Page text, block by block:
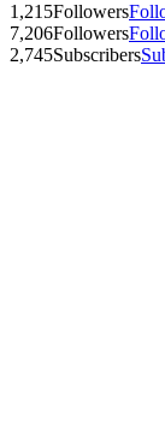
1,215Followers
7,206Followers
2,745Subscribers